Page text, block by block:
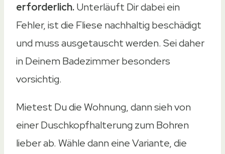
erforderlich.Unterläuft Dir dabei ein
Fehler, ist die Fliese nachhaltig beschädigt
und muss ausgetauscht werden. Sei daher
in Deinem Badezimmer besonders
vorsichtig.
Mietest Du die Wohnung, dann sieh von
einer Duschkopfhalterung zum Bohren
lieber ab. Wähle dann eine Variante, die